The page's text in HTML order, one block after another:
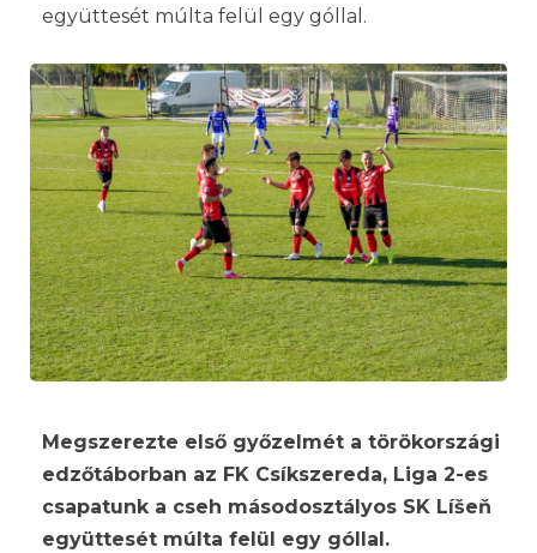
együttesét múlta felül egy góllal.
Megszerezte első győzelmét a törökországi
edzőtáborban az FK Csíkszereda, Liga 2-es
csapatunk a cseh másodosztályos SK Líšeň
együttesét múlta felül egy góllal.